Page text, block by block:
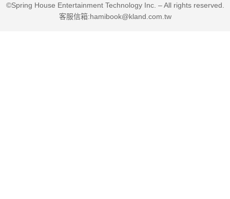
©Spring House Entertainment Technology Inc. – All rights reserved.
客服信箱:hamibook@kland.com.tw